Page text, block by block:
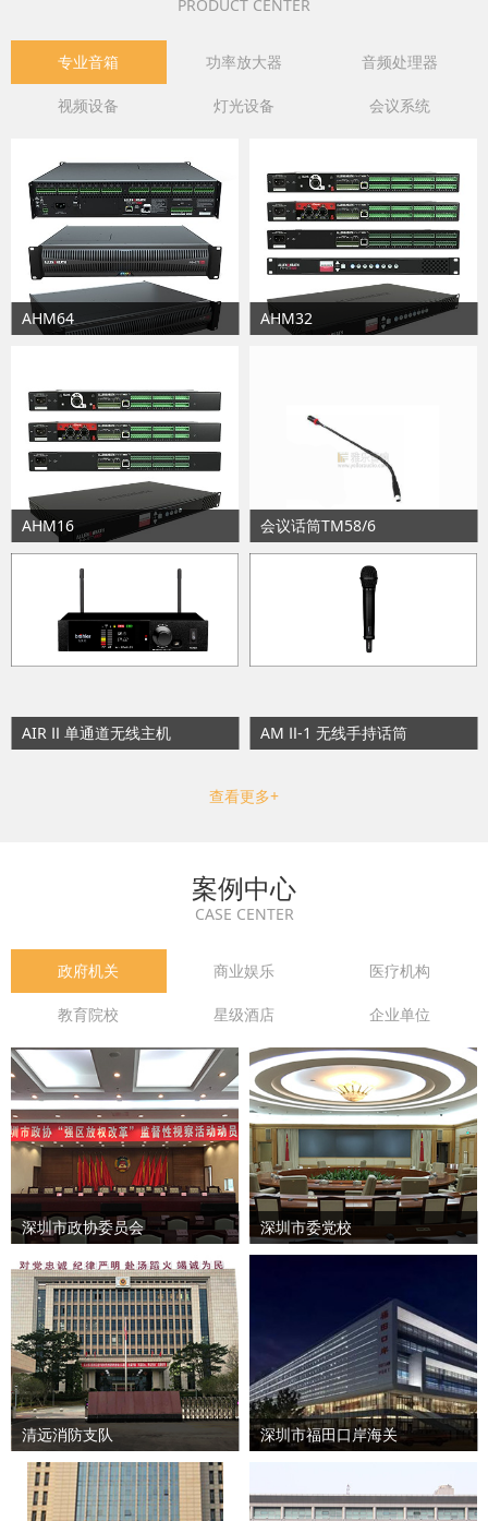
PRODUCT CENTER
专业音箱 功率放大器 音频处理器
视频设备 灯光设备 会议系统
AHM64 AHM32
AHM16 会议话筒TM58/6
AIR Ⅱ 单通道无线主机 AM Ⅱ-1 无线手持话筒
查看更多+
案例中心
CASE CENTER
政府机关 商业娱乐 医疗机构
教育院校 星级酒店 企业单位
深圳市政协委员会 深圳市委党校
清远消防支队 深圳市福田口岸海关